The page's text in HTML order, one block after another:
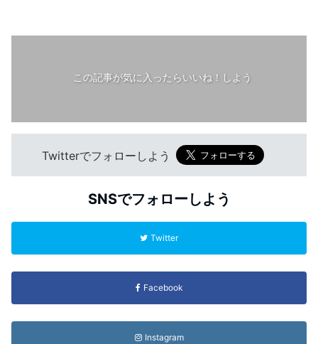
この記事が気に入ったらいいね！しよう
Twitterでフォローしよう
SNSでフォローしよう
Twitter
Facebook
Instagram